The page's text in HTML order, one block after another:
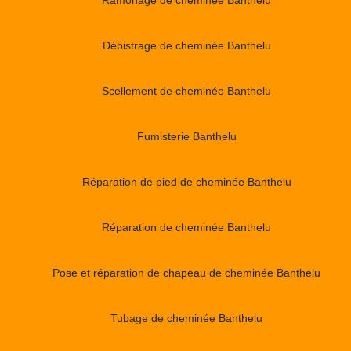
Débistrage de cheminée Banthelu
Scellement de cheminée Banthelu
Fumisterie Banthelu
Réparation de pied de cheminée Banthelu
Réparation de cheminée Banthelu
Pose et réparation de chapeau de cheminée Banthelu
Tubage de cheminée Banthelu